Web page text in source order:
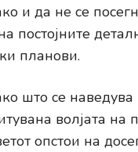
и да не се
постојните
планови.
што се наведува
волјата на
опстои на